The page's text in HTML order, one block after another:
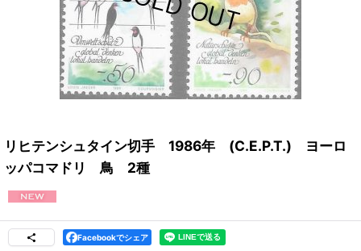
リヒテンシュタイン切手 1986年 (C.E.P.T.) ヨーロ
ッパコマドリ 鳥 2種
Facebookでシェア